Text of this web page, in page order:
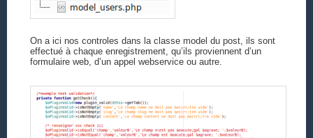
On a ici nos controles dans la classe model du post, ils sont
effectué à chaque enregistrement, qu’ils proviennent d’un
formulaire web, d’un appel webservice ou autre.